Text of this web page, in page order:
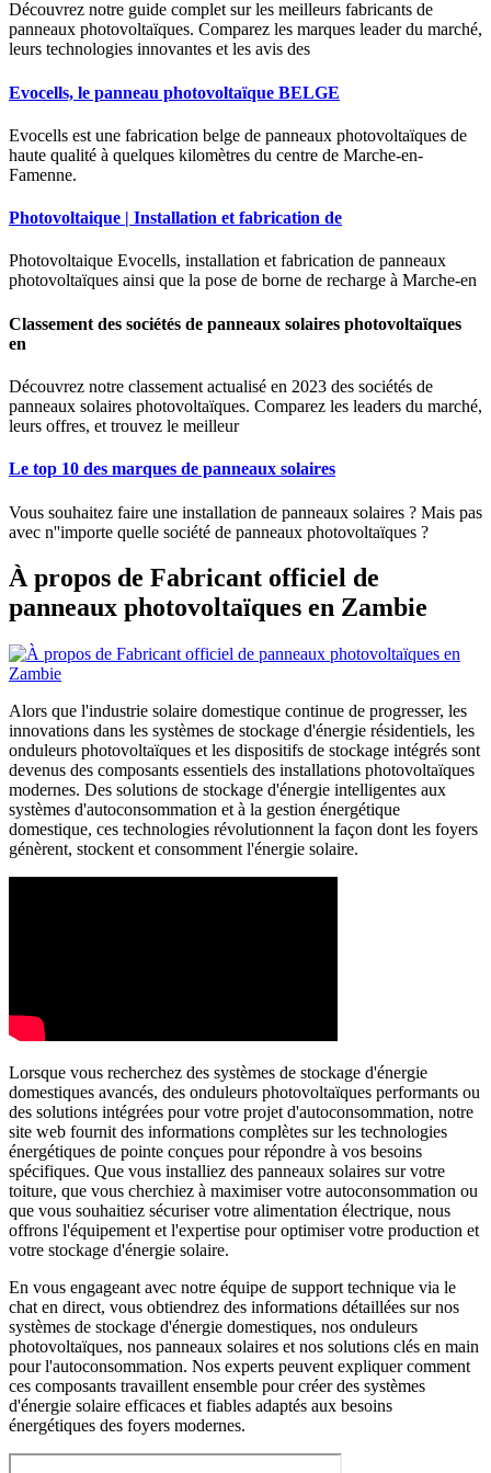
Découvrez notre guide complet sur les meilleurs fabricants de
panneaux photovoltaïques. Comparez les marques leader du marché,
leurs technologies innovantes et les avis des
Evocells, le panneau photovoltaïque BELGE
Evocells est une fabrication belge de panneaux photovoltaïques de
haute qualité à quelques kilomètres du centre de Marche-en-
Famenne.
Photovoltaique | Installation et fabrication de
Photovoltaique Evocells, installation et fabrication de panneaux
photovoltaïques ainsi que la pose de borne de recharge à Marche-en
Classement des sociétés de panneaux solaires photovoltaïques
en
Découvrez notre classement actualisé en 2023 des sociétés de
panneaux solaires photovoltaïques. Comparez les leaders du marché,
leurs offres, et trouvez le meilleur
Le top 10 des marques de panneaux solaires
Vous souhaitez faire une installation de panneaux solaires ? Mais pas
avec n''importe quelle société de panneaux photovoltaïques ?
À propos de Fabricant officiel de
panneaux photovoltaïques en Zambie
Alors que l'industrie solaire domestique continue de progresser, les
innovations dans les systèmes de stockage d'énergie résidentiels, les
onduleurs photovoltaïques et les dispositifs de stockage intégrés sont
devenus des composants essentiels des installations photovoltaïques
modernes. Des solutions de stockage d'énergie intelligentes aux
systèmes d'autoconsommation et à la gestion énergétique
domestique, ces technologies révolutionnent la façon dont les foyers
génèrent, stockent et consomment l'énergie solaire.
Lorsque vous recherchez des systèmes de stockage d'énergie
domestiques avancés, des onduleurs photovoltaïques performants ou
des solutions intégrées pour votre projet d'autoconsommation, notre
site web fournit des informations complètes sur les technologies
énergétiques de pointe conçues pour répondre à vos besoins
spécifiques. Que vous installiez des panneaux solaires sur votre
toiture, que vous cherchiez à maximiser votre autoconsommation ou
que vous souhaitiez sécuriser votre alimentation électrique, nous
offrons l'équipement et l'expertise pour optimiser votre production et
votre stockage d'énergie solaire.
En vous engageant avec notre équipe de support technique via le
chat en direct, vous obtiendrez des informations détaillées sur nos
systèmes de stockage d'énergie domestiques, nos onduleurs
photovoltaïques, nos panneaux solaires et nos solutions clés en main
pour l'autoconsommation. Nos experts peuvent expliquer comment
ces composants travaillent ensemble pour créer des systèmes
d'énergie solaire efficaces et fiables adaptés aux besoins
énergétiques des foyers modernes.